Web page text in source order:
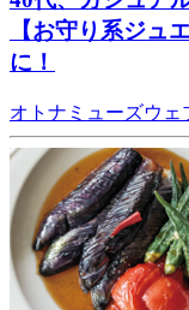
【お守り系ジュ
に！
オトナミューズウェ